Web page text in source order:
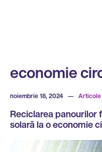
economie
Reciclarea panourilor
solară la o economie
noiembrie 18, 2024 — Articole